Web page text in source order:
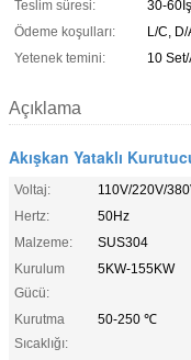
Teslim süresi:
30-
Ödeme koşulları:
L/C,
Yetenek temini:
10
Açıklama
Akışkan Yataklı
Voltaj:
110V/220V/
Hertz:
50Hz
Malzeme:
SUS304
Kurulum
Gücü:
5KW-155KW
Kurutma
Sıcaklığı:
50-250 ℃